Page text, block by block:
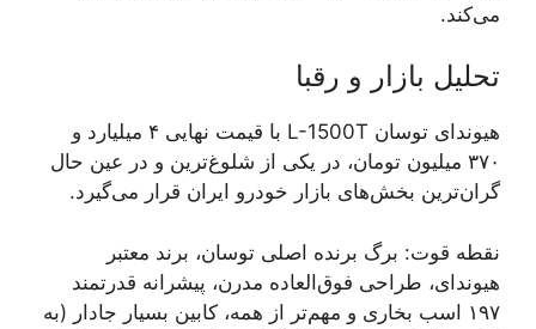
می‌کند.
تحلیل بازار و رقبا
هیوندای توسان L-1500T با قیمت نهایی ۴ میلیارد و
۳۷۰ میلیون تومان، در یکی از شلوغ‌ترین و در عین حال
گران‌ترین بخش‌های بازار خودرو ایران قرار می‌گیرد.
نقطه قوت: برگ برنده اصلی توسان، برند معتبر
هیوندای، طراحی فوق‌العاده مدرن، پیشرانه قدرتمند
۱۹۷ اسب بخاری و مهم‌تر از همه، کابین بسیار جادار (به